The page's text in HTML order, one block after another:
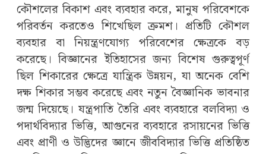
কৌশলের বিকাশ এবং ব্যবহার করে, মানুষ পরিবেশকে
পরিবর্তন করতেও শিখেছিল ক্রমশ। প্রতিটি কৌশল
ব্যবহার বা নিয়ন্ত্রণযোগ্য পরিবেশের ক্ষেত্রকে বড়
করেছে। বিজ্ঞানের ইতিহাসের জন্য বিশেষ গুরুত্বপূর্ণ
ছিল শিকারের ক্ষেত্রে যান্ত্রিক উন্নয়ন, যা অনেক বেশি
দক্ষ শিকার সম্ভব করেছে এবং নতুন বৈজ্ঞানিক ভাবনার
জন্ম দিয়েছে। যন্ত্রপাতি তৈরি এবং ব্যবহারে বলবিদ্যা ও
পদার্থবিদ্যার ভিত্তি, আগুনের ব্যবহারে রসায়নের ভিত্তি
এবং প্রাণী ও উদ্ভিদের জ্ঞানে জীববিদ্যার ভিত্তি প্রতিষ্ঠিত